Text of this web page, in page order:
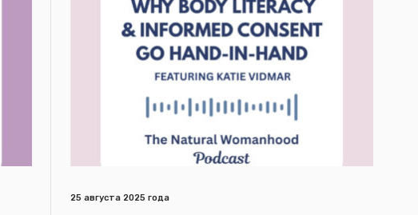
25 августа 2025 года